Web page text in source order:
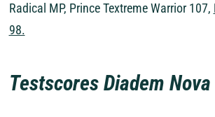
Radical MP, Prince Textreme Warrior 107,
98.
Testscores Diadem